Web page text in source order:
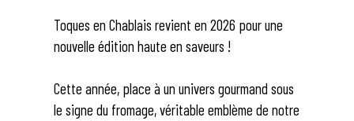
Toques en Chablais revient en 2026 pour une
nouvelle édition haute en saveurs !
Cette année, place à un univers gourmand sous
le signe du fromage, véritable emblème de notre